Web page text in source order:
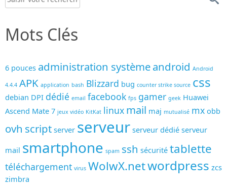
Mots Clés
6 pouces administration systèmeandroid Android
4.4.4 APK application bash Blizzard bug counter strike source css
debian DPI dédié email facebook fps gamer geek Huawei
Ascend Mate 7 jeux vidéo KitKat linux mail maj mutualisé mx obb
ovh script server serveur serveur dédié serveur
mail smartphone spam ssh sécurité tablette
téléchargement virus WolwX.networdpress zcs
zimbra